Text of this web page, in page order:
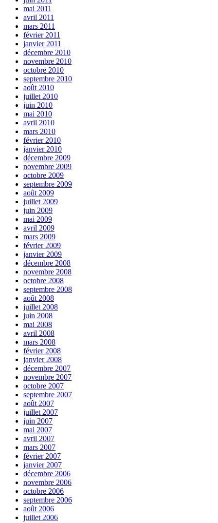
mai 2011
avril 2011
mars 2011
février 2011
janvier 2011
décembre 2010
novembre 2010
octobre 2010
septembre 2010
août 2010
juillet 2010
juin 2010
mai 2010
avril 2010
mars 2010
février 2010
janvier 2010
décembre 2009
novembre 2009
octobre 2009
septembre 2009
août 2009
juillet 2009
juin 2009
mai 2009
avril 2009
mars 2009
février 2009
janvier 2009
décembre 2008
novembre 2008
octobre 2008
septembre 2008
août 2008
juillet 2008
juin 2008
mai 2008
avril 2008
mars 2008
février 2008
janvier 2008
décembre 2007
novembre 2007
octobre 2007
septembre 2007
août 2007
juillet 2007
juin 2007
mai 2007
avril 2007
mars 2007
février 2007
janvier 2007
décembre 2006
novembre 2006
octobre 2006
septembre 2006
août 2006
juillet 2006